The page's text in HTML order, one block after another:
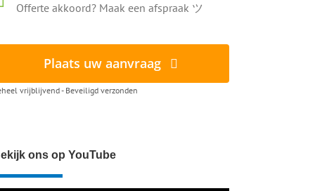
Offerte akkoord? Maak een afspraak ツ
Plaats uw aanvraag
vrijblijvend - Beveiligd verzonden
ons op YouTube